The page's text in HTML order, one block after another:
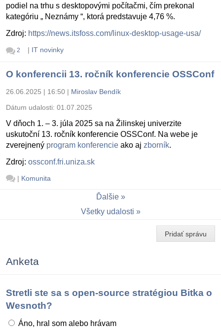
podiel na trhu s desktopovými počítačmi, čím prekonal
kategóriu „ Neznámy “, ktorá predstavuje 4,76 %.
Zdroj: https://news.itsfoss.com/linux-desktop-usage-usa/
2 | IT novinky
O konferencii 13. ročník konferencie OSSConf
26.06.2025 | 16:50 | Miroslav Bendík
Dátum udalosti: 01.07.2025
V dňoch 1. – 3. júla 2025 sa na Žilinskej univerzite
uskutoční 13. ročník konferencie OSSConf. Na webe je
zverejnený program konferencie ako aj zborník.
Zdroj: ossconf.fri.uniza.sk
| Komunita
Ďalšie
Všetky udalosti
Pridať správu
Anketa
Stretli ste sa s open-source stratégiou Bitka o
Wesnoth?
Áno, hral som alebo hrávam